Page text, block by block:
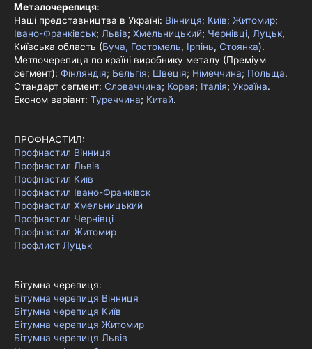
Металочерепиця:
Наші представництва в Україні: Вінниця; Київ; Житомир;
Івано-Франківськ; Львів; Хмельницький; Чернівці, Луцьк,
Київська область (Буча, Гостомель, Ірпінь, Стоянка).
Метлочерепиця по країні виробнику металу (Преміум
сегмент): Фінляндія; Бельгія; Швеція; Німеччина; Польща.
Стандарт сегмент: Словаччина; Корея; Італія; Україна.
Економ варіант: Туреччина; Китай.
ПРОФНАСТИЛ:
Профнастил Вінниця
Профнастил Львів
Профнастил Київ
Профнастил Івано-Франківск
Профнастил Хмельницький
Профнастил Чернівці
Профнастил Житомир
Профлист Луцьк
Бітумна черепиця:
Бітумна черепиця Вінниця
Бітумна черепиця Київ
Бітумна черепиця Житомир
Бітумна черепиця Львів